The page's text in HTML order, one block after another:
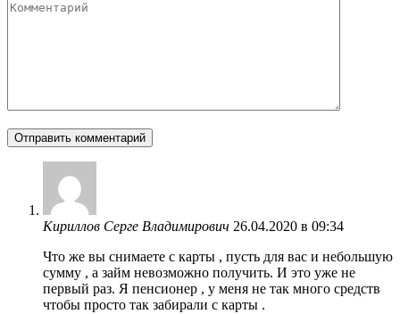
Кириллов Серге Владимирович 26.04.2020 в 09:34
Что же вы снимаете с карты , пусть для вас и небольшую
сумму , а займ невозможно получить. И это уже не
первый раз. Я пенсионер , у меня не так много средств
чтобы просто так забирали с карты .